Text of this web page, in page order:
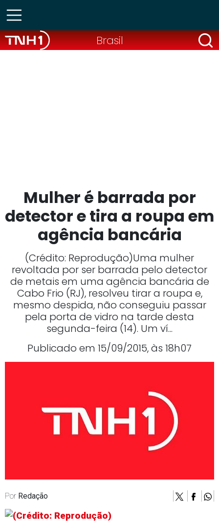
Brasil
Mulher é barrada por
detector e tira a roupa em
agência bancária
(Crédito: Reprodução)Uma mulher
revoltada por ser barrada pelo detector
de metais em uma agência bancária de
Cabo Frio (RJ), resolveu tirar a roupa e,
mesmo despida, não conseguiu passar
pela porta de vidro na tarde desta
segunda-feira (14). Um ví...
Publicado em 15/09/2015, às 18h07
Por Redação